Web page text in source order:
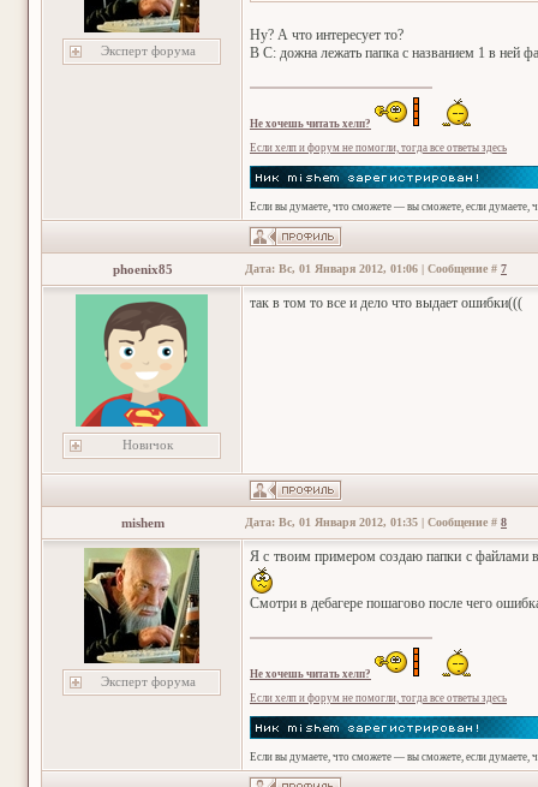
Эксперт форума
Ну? А что интересует то?
В С: дожна лежать папка с названием 1 в ней
Не хочешь читать хелп?
Если хелп и форум не помогли, тогда все ответы здесь
Если вы думаете, что сможете — вы сможете, если думаете,
phoenix85 Дата: Вс, 01 Января 2012, 01:06 | Сообщение # 7
Новичок
так в том то все и дело что выдает ошибки(((
mishem Дата: Вс, 01 Января 2012, 01:35 | Сообщение # 8
Эксперт форума
Я с твоим примером создаю папки с файлами
Смотри в дебагере пошагово после чего
Не хочешь читать хелп?
Если хелп и форум не помогли, тогда все ответы здесь
Если вы думаете, что сможете — вы сможете, если думаете,